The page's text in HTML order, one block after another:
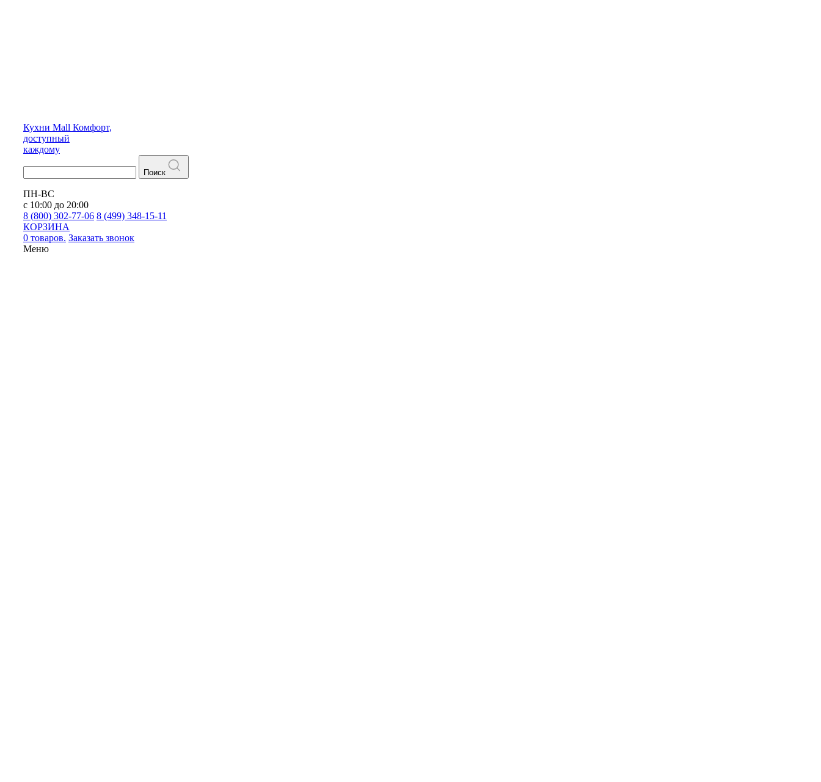
Кухни Mall Комфорт,
доступный
каждому
Поиск
ПН-ВС
с 10:00 до 20:00
8 (800) 302-77-06 8 (499) 348-15-11
КОРЗИНА
0 товаров. Заказать звонок
Меню